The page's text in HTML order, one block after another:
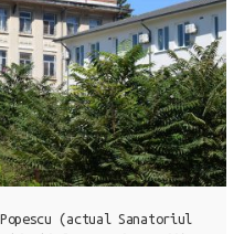
(actual Sanatoriul